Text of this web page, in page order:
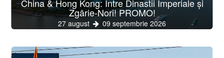
China & Hong Kong: Între Dinastii Imperiale și
Zgârie-Nori! PROMO!
27 august 09 septembrie 2026